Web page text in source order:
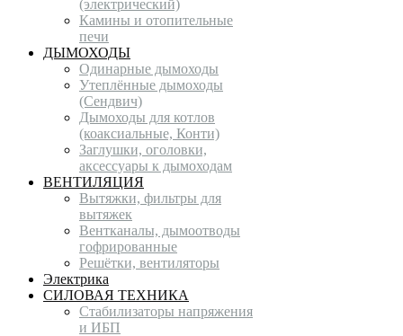
(электрический)
Камины и отопительные
печи
ДЫМОХОДЫ
Одинарные дымоходы
Утеплённые дымоходы
(Сендвич)
Дымоходы для котлов
(коаксиальные, Конти)
Заглушки, оголовки,
аксессуары к дымоходам
ВЕНТИЛЯЦИЯ
Вытяжки, фильтры для
вытяжек
Вентканалы, дымоотводы
гофрированные
Решётки, вентиляторы
Электрика
СИЛОВАЯ ТЕХНИКА
Стабилизаторы напряжения
и ИБП